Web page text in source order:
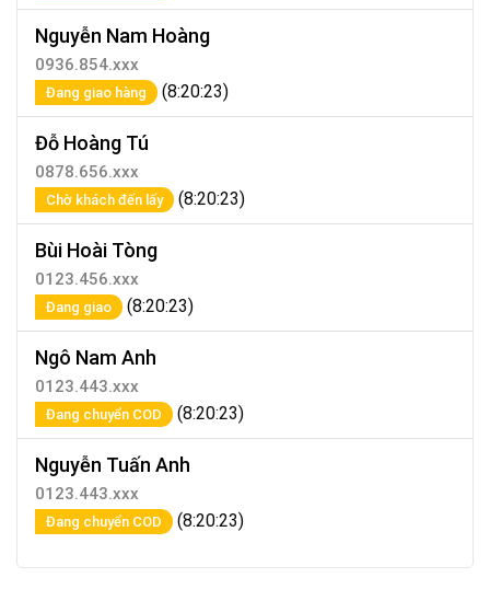
Nguyễn Nam Hoàng
0936.854.xxx
Đang giao hàng (8:20:23)
Đỗ Hoàng Tú
0878.656.xxx
Chờ khách đến lấy (8:20:23)
Bùi Hoài Tòng
0123.456.xxx
Đang giao (8:20:23)
Ngô Nam Anh
0123.443.xxx
Đang chuyển COD (8:20:23)
Nguyễn Tuấn Anh
0123.443.xxx
Đang chuyển COD (8:20:23)